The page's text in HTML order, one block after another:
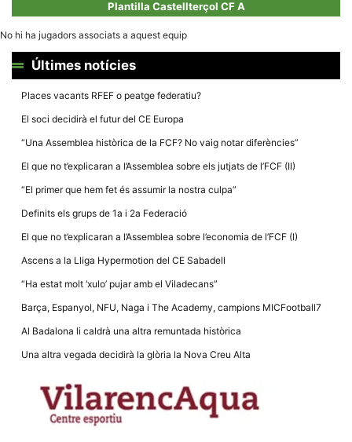
Plantilla Castellterçol CF A
No hi ha jugadors associats a aquest equip
Últimes notícies
Places vacants RFEF o peatge federatiu?
El soci decidirà el futur del CE Europa
“Una Assemblea històrica de la FCF? No vaig notar diferències”
El que no t’explicaran a l’Assemblea sobre els jutjats de l’FCF (II)
“El primer que hem fet és assumir la nostra culpa”
Definits els grups de 1a i 2a Federació
El que no t’explicaran a l’Assemblea sobre l’economia de l’FCF (I)
Ascens a la Lliga Hypermotion del CE Sabadell
“Ha estat molt ‘xulo’ pujar amb el Viladecans”
Barça, Espanyol, NFU, Naga i The Academy, campions MICFootball7
Al Badalona li caldrà una altra remuntada històrica
Una altra vegada decidirà la glòria la Nova Creu Alta
estadístiques
la funcionalitat
i la seva
estructura.
Alguns
tècnics del
emmagatzemen
dispositiu que
lloc funcioni tan
possible. Si
cookies
algunes
funcionalitats